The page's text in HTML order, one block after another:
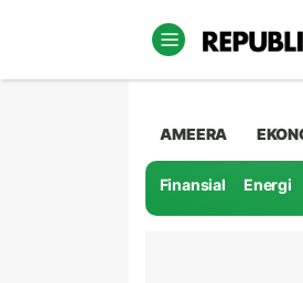
AMEERA
Finansial Energi